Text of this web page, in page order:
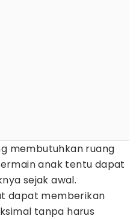
membutuhkan ruang
anak tentu dapat
sejak awal.
dapat memberikan
tanpa harus